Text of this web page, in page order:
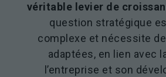
véritable levier de
question stratégique
complexe et nécessite
adaptées, en lien avec
l’entreprise et son